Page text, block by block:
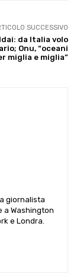
SUCCESSIVO
da Italia volo
Onu, “oceani
miglia e miglia”
giornalista
a Washington
e Londra.